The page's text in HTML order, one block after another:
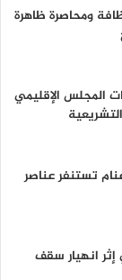
ومحاصرة ظاهرة
المجلس الإقليمي
من الأغنام تستنفر عناصر
انهيار سقف